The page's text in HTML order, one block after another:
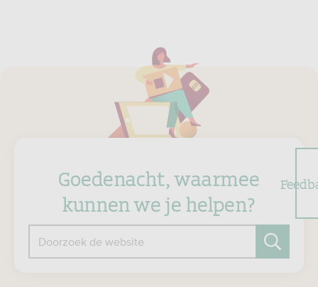
Goedenacht, waarmee
kunnen we je helpen?
Doorzoek de website